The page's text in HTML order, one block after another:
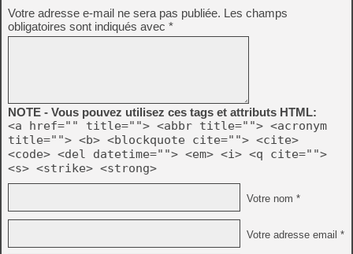
Votre adresse e-mail ne sera pas publiée. Les champs
obligatoires sont indiqués avec *
NOTE - Vous pouvez utilisez ces tags et attributs HTML:
<a href="" title=""> <abbr title=""> <acronym
title=""> <b> <blockquote cite=""> <cite>
<code> <del datetime=""> <em> <i> <q cite="">
<s> <strike> <strong>
Votre nom *
Votre adresse email *